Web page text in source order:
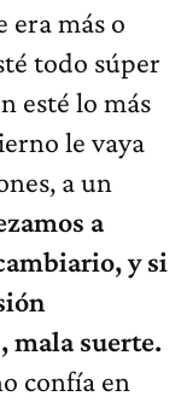
era más o
todo súper
esté lo más
le vaya
a un
a
y si
mala suerte.
confía en